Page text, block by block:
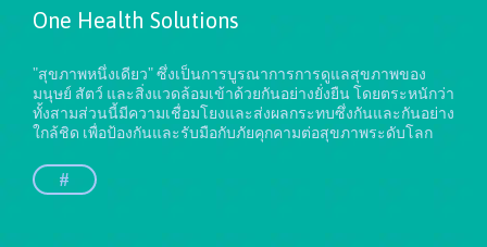
One Health Solutions
"สุขภาพหนึ่งเดียว" ซึ่งเป็นการบูรณาการการดูแลสุขภาพของ
มนุษย์ สัตว์ และสิ่งแวดล้อมเข้าด้วยกันอย่างยั่งยืนโดยตระหนักว่า
ทั้งสามส่วนนี้มีความเชื่อมโยงและส่งผลกระทบซึ่งกันและกันอย่าง
ใกล้ชิด เพื่อป้องกันและรับมือกับภัยคุกคามต่อสุขภาพระดับโลก
#